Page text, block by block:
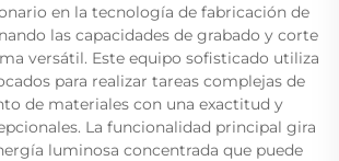
en la tecnología de fabricación de
las capacidades de grabado y corte
versátil. Este equipo sofisticado utiliza
para realizar tareas complejas de
de materiales con una exactitud y
La funcionalidad principal gira
luminosa concentrada que puede